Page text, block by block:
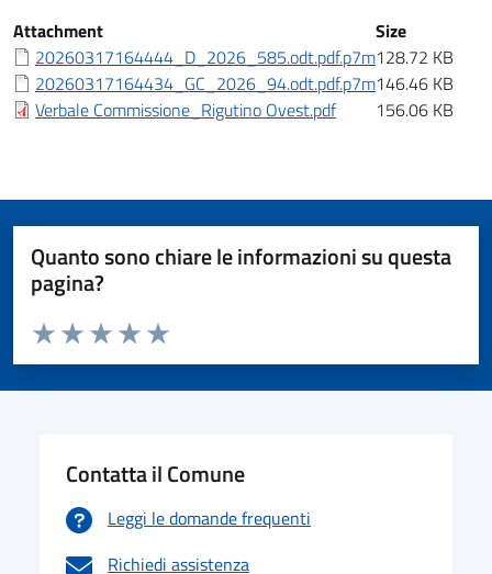
Iter
Attachment
Size
20260317164444_D_2026_585.odt.pdf.p7m128.72 KB
20260317164434_GC_2026_94.odt.pdf.p7m146.46 KB
Verbale Commissione_Rigutino Ovest.pdf
156.06 KB
Quanto sono chiare le informazioni su questa
pagina?
Valuta da 1 a 5 stelle la pagina
Valuta 5 stelle su 5
Valuta 4 stelle su 5
Valuta 3 stelle su 5
Valuta 2 stelle su 5
Valuta 1 stelle su 5
Contatta il Comune
Leggi le domande frequenti
Richiedi assistenza